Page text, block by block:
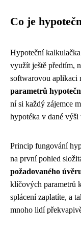
Co je
Hypoteční
využít ještě předtím,
softwarovou aplikaci
parametrů
ní si každý zájemce
hypotéka v dané výši
Princip fungování
na první pohled
požadovaného
klíčových parametrů
splácení zaplatíte, a
mnoho lidí